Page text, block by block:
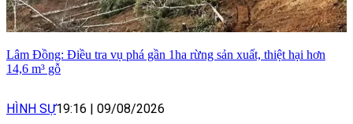
Lâm Đồng: Điều tra vụ phá gần 1ha rừng sản xuất, thiệt hại hơn
14,6 m³ gỗ
HÌNH SỰ19:16 09/08/2026